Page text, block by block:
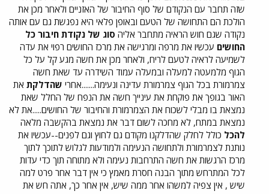
שזה תחבר עם הנקודם של סוף החיבור של האזניים ולאחר מכן את
הולכת הם התחושה של הטעם ובאופן פלאי היא נפגשת גם עם אותה
נקודה שגם חוש הראיה מתחבר אליה סוג של נקודת חיבור כל
החושים עכשיו את מרפה ומרגישה את מרכז החושים רפוי את עדה
לשמיעה לראיה לטעם לריח, ולאחר מכן את חשה מגע קל על כל
הגוף מלמעטה למעלה ובמעלה עמוד השידרה עד שאת חשה
צמרמורת בכל הגוף צמרמורת עדינה ונעימה.......אחרי שהדלקת את
האור בגופך את פוקחת את עינייך חשה את הנפח של החלל שאת
נמצאת בו מבלי לשכוח את הצמרמורת והחיבור של החושים.....את לא
נמצאת במתח, לא מחכה לשום דבר את נמצאת בהקשבה מלאה
להכל כולל לחלק שהדלקנו מקודם גם לחוץ וגם לפנים--עכשיו את
נותנת לצמרמורת ולתחושה הנעימה ולמודעות לגלוש לתוכך לתוך
מרכז הרגשות את חשה התרחבות נעימה ולא מתוחה תוך כדי עדות
לכל המתרחש מתוך הבנה חסרת מאמץ כי אין דבר אחר פרט למה
שיש , אין צפיה למשהו אחר ממה שיש, אין אחר כך, אתה חש את